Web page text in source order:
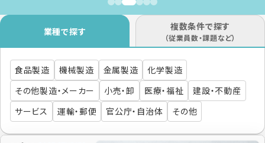
業種で探す 複数条件で探す
（従業員数・課題など）
食品製造 機械製造 金属製造
化学製造
その他製造・メーカー
小売・卸 医療・福祉
建設・不動産
サービス
運輸・郵便 官公庁・自治体 その他